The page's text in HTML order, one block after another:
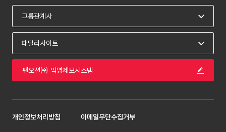
팬오션㈜ 익명제보시스템
개인정보처리방침 이메일무단수집거부